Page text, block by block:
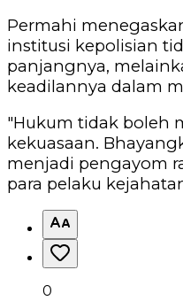
Permahi
institusi kepolisian
panjangnya,
keadilannya dalam
"Hukum tidak boleh
kekuasaan.
menjadi pengayom
para pelaku
0